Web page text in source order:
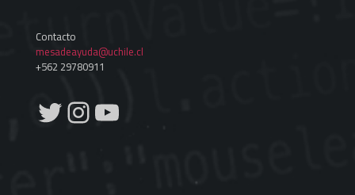
Contacto
mesadeayuda@uchile.cl
+562 29780911
Twitter
Instagram
YouTube